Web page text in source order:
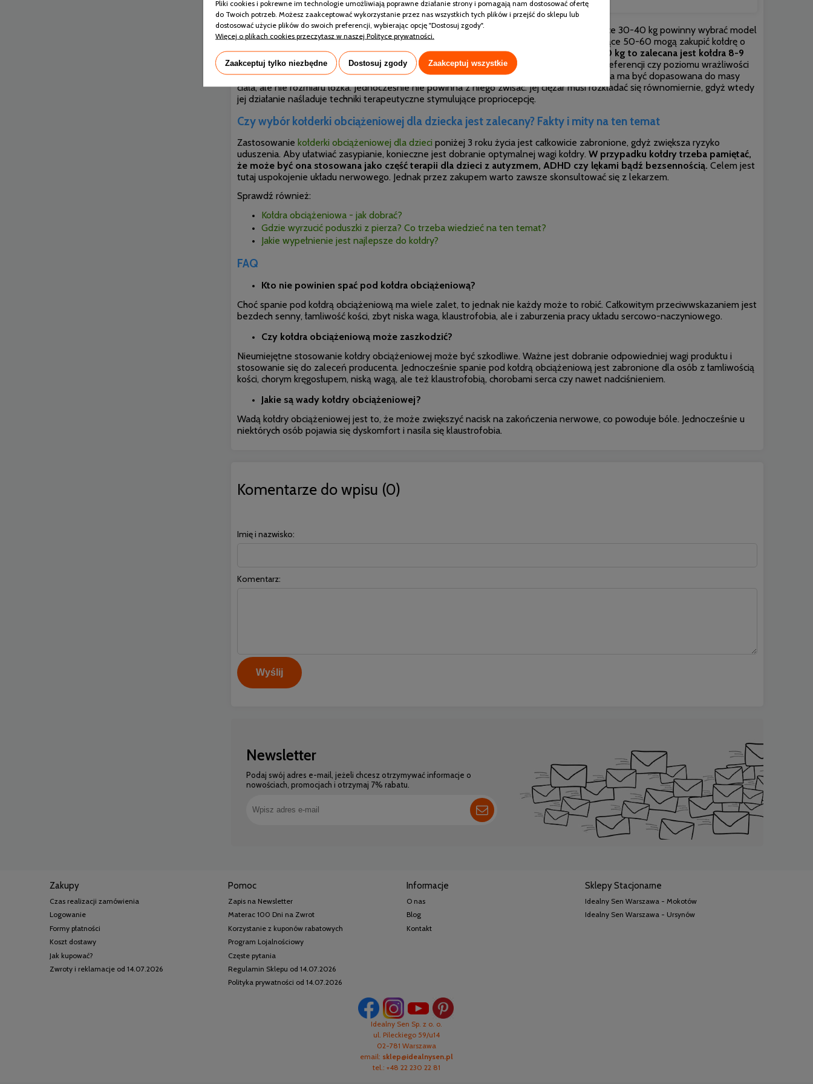
Wagakołdryma stanowić około 10% masy ciała użytkownika. Oznacza to, że osoby ważące 30-40 kg powinny wybrać model
o wadze 3-4 kg. Zaś osoby o wadze 40-50 kg tę ważącą 4-5 kg. Analogicznie osoby ważące 50-60 mogą zakupić kołdrę o
masie 5-6 kg, a te o wadze 70-80 kg tę o ciężarze 7-8 kg.Jeżeli waga oscyluje od 80-90 kg to zalecana jest kołdra 8-9
kg, a dla osób ważących 90-100 kg niezbędna jest kołdra 9-10 kg.
W zależności od preferencji czy poziomu wrażliwości
można dobrać kołdrę o wadze niższej bądź wyższej o 1 kg. Zasadniczo kołdra obciążeniowa ma być dopasowana do masy
ciała, ale nie rozmiaru łóżka. Jednocześnie nie powinna z niego zwisać. Jej ciężar musi rozkładać się równomiernie, gdyż wtedy
jej działanie naśladuje techniki terapeutyczne stymulujące propriocepcję.
Czy wybór kołderki obciążeniowej dla dziecka jest zalecany? Fakty i mity na ten temat
Zastosowanie kołderki obciążeniowej dla dzieci poniżej 3 roku życia jest całkowicie zabronione, gdyż zwiększa ryzyko
uduszenia. Aby ułatwiać zasypianie, konieczne jest dobranie optymalnej wagi kołdry. W przypadku kołdry trzeba pamiętać,
że może być ona stosowana jako część terapii dla dzieci z autyzmem, ADHD czy lękami bądź bezsennością. Celem jest
tutaj uspokojenie układu nerwowego. Jednak przez zakupem warto zawsze skonsultować się z lekarzem.
Sprawdź również:
Kołdra obciążeniowa - jak dobrać?
Gdzie wyrzucić poduszki z pierza? Co trzeba wiedzieć na ten temat?
Jakie wypełnienie jest najlepsze do kołdry?
FAQ
Kto nie powinien spać pod kołdra obciążeniową?
Choć spanie pod kołdrą obciążeniową ma wiele zalet, to jednak nie każdy może to robić. Całkowitym przeciwwskazaniem jest
bezdech senny, łamliwość kości, zbyt niska waga, klaustrofobia, ale i zaburzenia pracy układu sercowo-naczyniowego.
Czy kołdra obciążeniową może zaszkodzić?
Nieumiejętne stosowanie kołdry obciążeniowej może być szkodliwe. Ważne jest dobranie odpowiedniej wagi produktu i
stosowanie się do zaleceń producenta. Jednocześnie spanie pod kołdrą obciążeniową jest zabronione dla osób z łamliwością
kości, chorym kręgosłupem, niską wagą, ale też klaustrofobią, chorobami serca czy nawet nadciśnieniem.
Jakie są wady kołdry obciążeniowej?
Wadą kołdry obciążeniowej jest to, że może zwiększyć nacisk na zakończenia nerwowe, co powoduje bóle. Jednocześnie u
niektórych osób pojawia się dyskomfort i nasila się klaustrofobia.
Komentarze do wpisu (0)
Imię i nazwisko:
Komentarz:
Wyślij
Newsletter
Podaj swój adres e-mail, jeżeli chcesz otrzymywać informacje o
nowościach, promocjach i otrzymaj 7% rabatu.
Zakupy
Czas realizacji zamówienia
Logowanie
Formy płatności
Koszt dostawy
Jak kupować?
Zwroty i reklamacje od 14.07.2026
Pomoc
Zapis na Newsletter
Materac 100 Dni na Zwrot
Korzystanie z kuponów rabatowych
Program Lojalnościowy
Częste pytania
Regulamin Sklepu od 14.07.2026
Polityka prywatności od 14.07.2026
Informacje
O nas
Blog
Kontakt
Sklepy Stacjonarne
Idealny Sen Warszawa - Mokotów
Idealny Sen Warszawa - Ursynów
Idealny Sen Sp. z o. o.
ul. Pileckiego 59/u14
02-781 Warszawa
email: sklep@idealnysen.pl
tel.: +48 22 230 22 81
Pliki cookies i pokrewne im technologie umożliwiają poprawne działanie strony i pomagają nam dostosować ofertę
do Twoich potrzeb. Możesz zaakceptować wykorzystanie przez nas wszystkich tych plików i przejść do sklepu lub
dostosować użycie plików do swoich preferencji, wybierając opcję "Dostosuj zgody".
Więcej o plikach cookies przeczytasz w naszej Polityce prywatności.
Zaakceptuj tylko niezbędne Dostosuj zgody Zaakceptuj wszystkie